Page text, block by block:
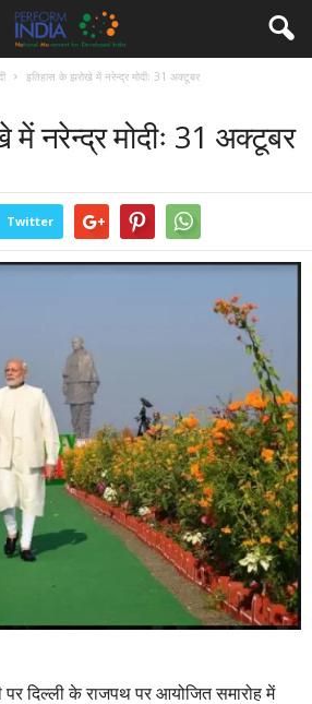
इतिहास के झरोखे में नरेन्द्र मोदीः 31 अक्टूबर
नरेन्द्र मोदीः 31 अक्टूबर
Twitter
दिल्ली के राजपथ पर आयोजित समारोह में